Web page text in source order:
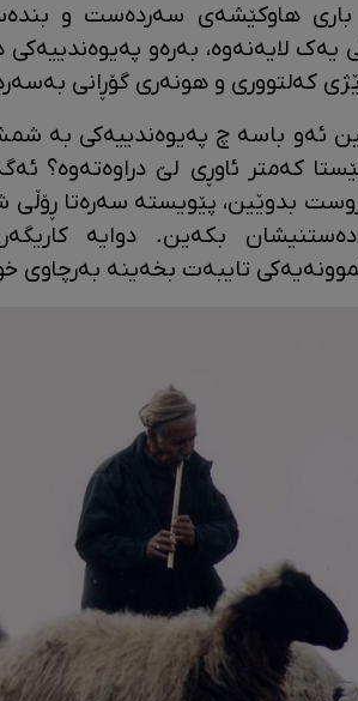
باری هاوکێشەی سەردەست و
یەک لایەنەوە، بەرەو پەیوەندییەکی
کەلتووری و هونەری گۆڕانی
ئەو باسە چ پەیوەندییەکی بە
کەمتر ئاوڕی لێ دراوەتەوە؟
بدوێین، پێویستە سەرەتا
دەستنیشان بکەین. دوایە
تایبەت بخەینە بەرچاوی